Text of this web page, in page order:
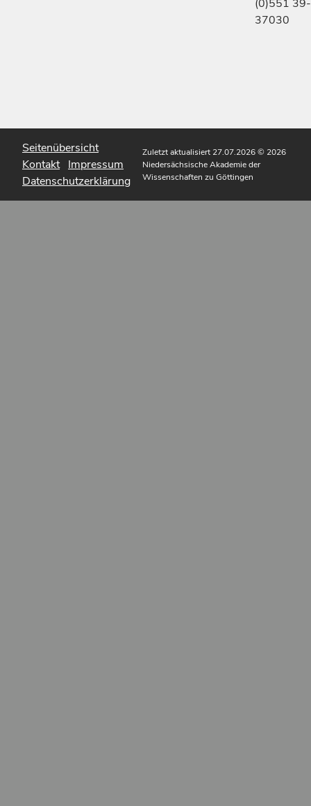
(0)551 39-
37030
Seitenübersicht
Kontakt Impressum
Datenschutzerklärung
Zuletzt aktualisiert 27.07.2026© 2026
Niedersächsische Akademie der
Wissenschaften zu Göttingen